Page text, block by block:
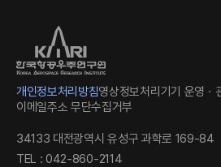
국
개인정보처리방침영상정보처리기기 운영ㆍ
이메일주소 무단수집거부
34133 대전광역시 유성구 과학로 169-84
TEL : 042-860-2114